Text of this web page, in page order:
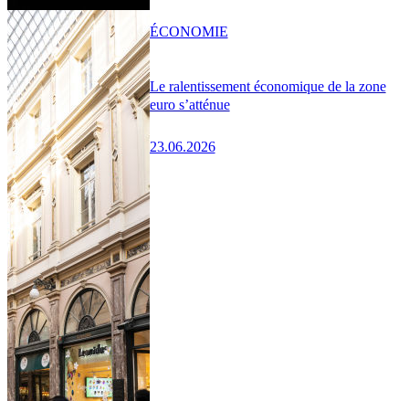
Le ralentissement économique de la zone
euro s’atténue
23.06.2026
ÉCONOMIE